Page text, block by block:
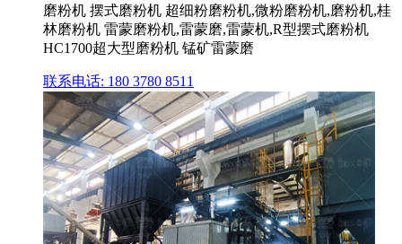
磨粉机 摆式磨粉机 超细粉磨粉机,微粉磨粉机,磨粉机,桂
林磨粉机 雷蒙磨粉机,雷蒙磨,雷蒙机,R型摆式磨粉机
HC1700超大型磨粉机 锰矿雷蒙磨
联系电话: 180 3780 8511